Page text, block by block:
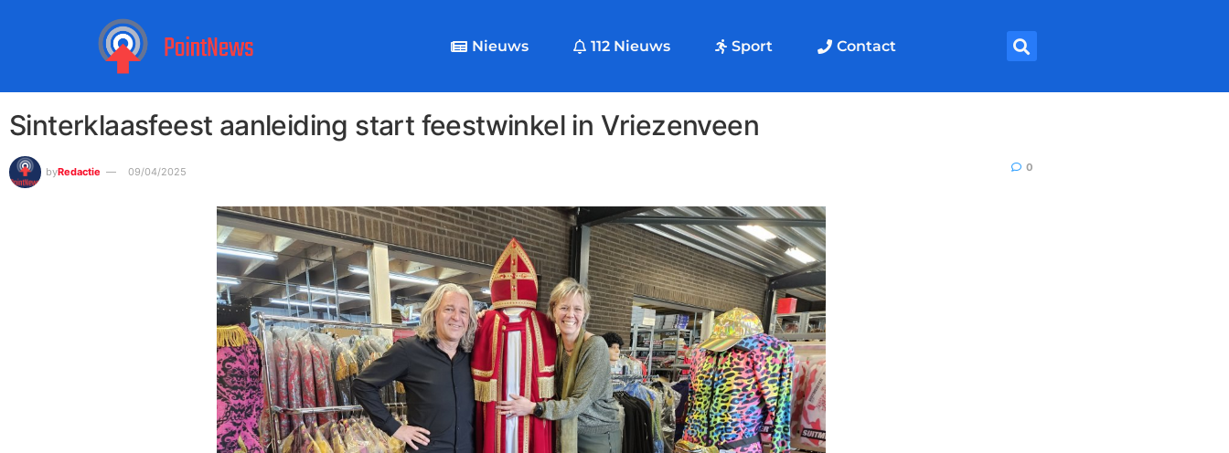
Nieuws 112 Nieuws Sport Contact
Sinterklaasfeest aanleiding start feestwinkel in Vriezenveen
byRedactie 09/04/2025 0